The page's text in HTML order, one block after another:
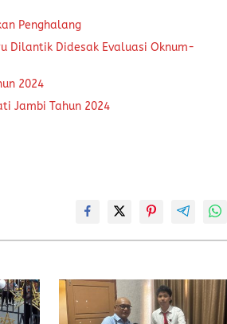
Penghalang
Dilantik Didesak Evaluasi Oknum-
2024
Jambi Tahun 2024